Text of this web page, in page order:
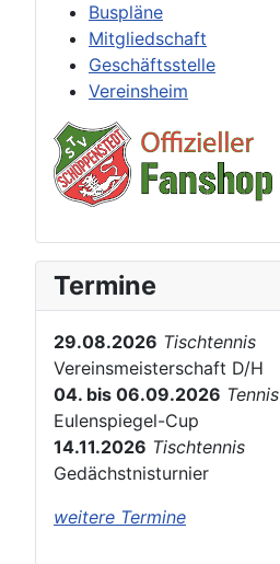
Buspläne
Mitgliedschaft
Geschäftsstelle
Vereinsheim
Termine
29.08.2026 Tischtennis
Vereinsmeisterschaft D/H
04. bis 06.09.2026 Tennis
Eulenspiegel-Cup
14.11.2026 Tischtennis
Gedächstnisturnier
weitere Termine